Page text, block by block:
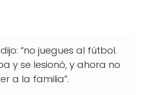
“no juegues al fútbol.
y se lesionó, y ahora no
a la familia”.